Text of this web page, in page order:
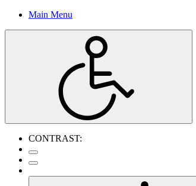
Main Menu
CONTRAST: